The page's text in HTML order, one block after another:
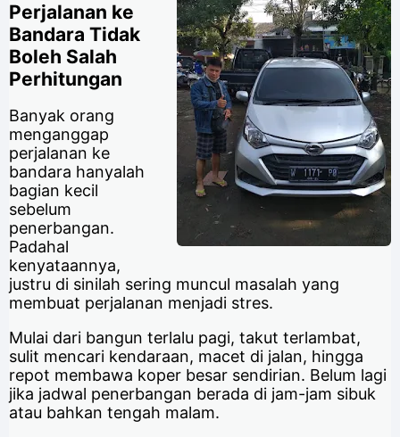
Perjalanan ke
Bandara Tidak
Boleh Salah
Perhitungan
Banyak orang
menganggap
perjalanan ke
bandara hanyalah
bagian kecil
sebelum
penerbangan.
Padahal
kenyataannya,
justru di sinilah sering muncul masalah yang
membuat perjalanan menjadi stres.
Mulai dari bangun terlalu pagi, takut terlambat,
sulit mencari kendaraan, macet di jalan, hingga
repot membawa koper besar sendirian. Belum lagi
jika jadwal penerbangan berada di jam-jam sibuk
atau bahkan tengah malam.